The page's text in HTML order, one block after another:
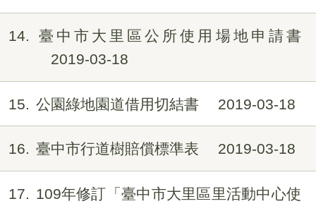
14
臺中市大里區公所使用場地申請書
2019-03-18
15 公園綠地園道借用切結書 2019-03-18
16 臺中市行道樹賠償標準表 2019-03-18
17
109年修訂「臺中市大里區里活動中心使